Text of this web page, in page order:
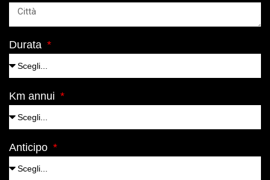
Durata
Km annui
Anticipo